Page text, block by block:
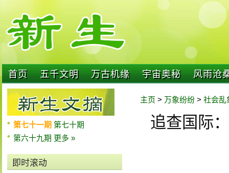
首页 五千文明 万古机缘 宇宙奥秘 风雨沧
第七十一期 第七十期
第六十九期 更多 »
即时滚动
主页 > 万象纷纷 > 社会乱
追查国际